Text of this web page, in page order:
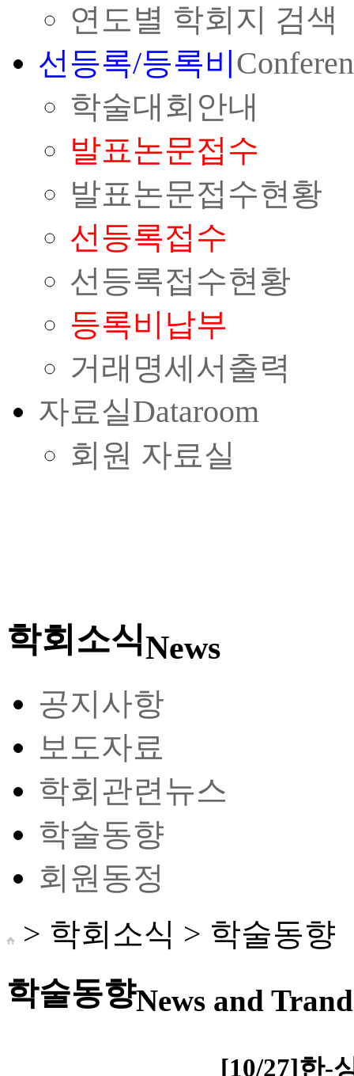
연도별 학회지 검색
선등록/등록비
학술대회안내
발표논문접수
발표논문접수현황
선등록접수
선등록접수현황
등록비납부
거래명세서출력
자료실Dataroom
회원 자료실
학회소식News
공지사항
보도자료
학회관련뉴스
학술동향
회원동정
> 학회소식 > 학술동향
학술동향News and
[10/27]한-